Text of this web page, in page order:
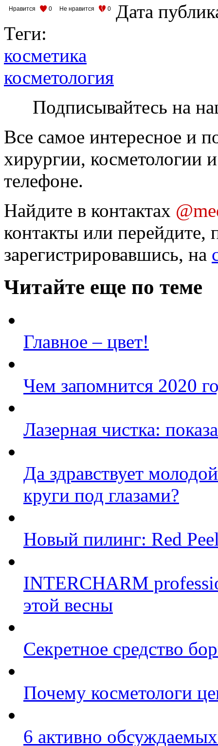
Нравится 0 Не нравится 0
Дата
Теги:
косметика
косметология
Подписывайтесь на
Все самое интересное и
хирургии, косметологии
телефоне.
Найдите в контактах
контакты или перейдите,
зарегистрировавшись, на
Читайте еще по теме
Главное – цвет!
Чем запомнится 2020
Лазерная чистка:
Да здравствует
круги под глазами?
Новый пилинг: Red
INTERCHARM
этой весны
Секретное средство
Почему косметологи
6 активно